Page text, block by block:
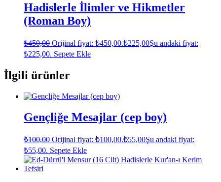
Hadislerle İlimler ve Hikmetler
(Roman Boy)
₺450,00 Orijinal fiyat: ₺450,00.₺225,00Şu andaki fiyat:
₺225,00. Sepete Ekle
İlgili ürünler
Gençliğe Mesajlar (cep boy)
₺100,00 Orijinal fiyat: ₺100,00.₺55,00Şu andaki fiyat:
₺55,00. Sepete Ekle